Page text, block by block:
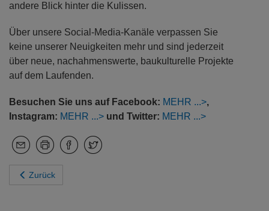
andere Blick hinter die Kulissen.
Über unsere Social-Media-Kanäle verpassen Sie
keine unserer Neuigkeiten mehr und sind jederzeit
über neue, nachahmenswerte, baukulturelle Projekte
auf dem Laufenden.
Besuchen Sie uns auf Facebook: MEHR
,
Instagram: MEHR und Twitter: MEHR
Zurück